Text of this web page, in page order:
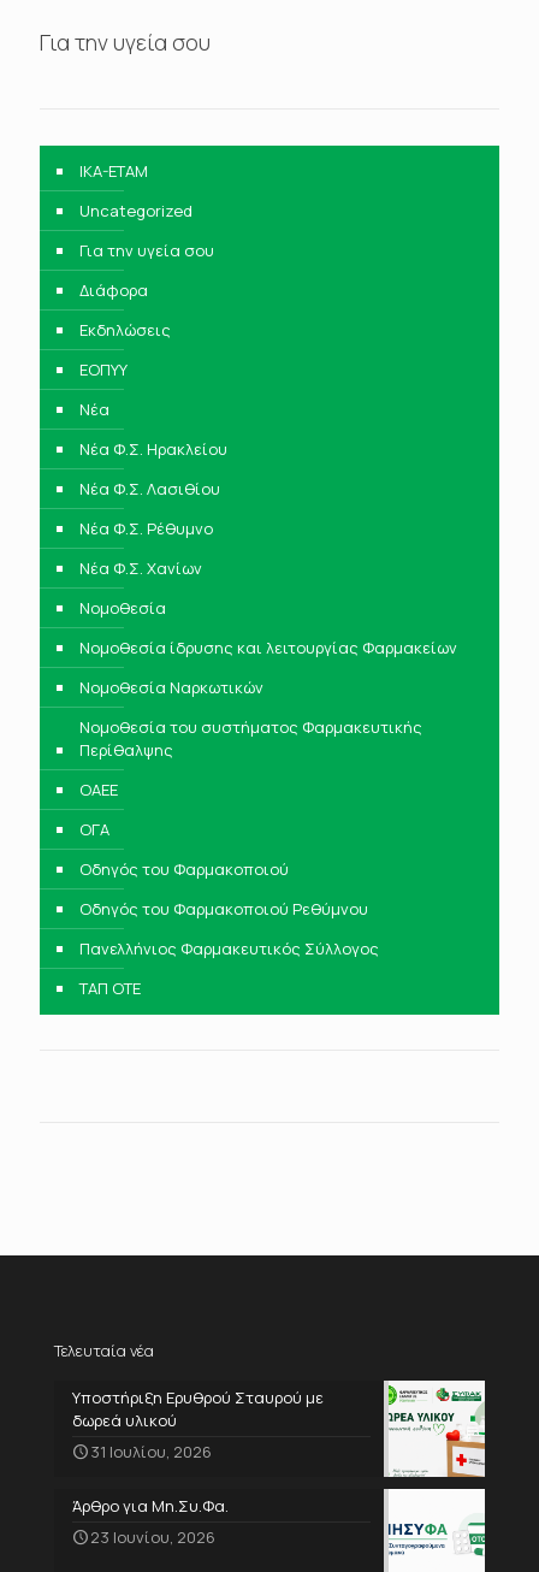
Για την υγεία σου
IKA-ETAM
Uncategorized
Για την υγεία σου
Διάφορα
Εκδηλώσεις
ΕΟΠΥΥ
Νέα
Νέα Φ.Σ. Ηρακλείου
Νέα Φ.Σ. Λασιθίου
Νέα Φ.Σ. Ρέθυμνο
Νέα Φ.Σ. Χανίων
Νομοθεσία
Νομοθεσία ίδρυσης και λειτουργίας Φαρμακείων
Νομοθεσία Ναρκωτικών
Νομοθεσία του συστήματος Φαρμακευτικής
Περίθαλψης
ΟΑΕΕ
ΟΓΑ
Οδηγός του Φαρμακοποιού
Οδηγός του Φαρμακοποιού Ρεθύμνου
Πανελλήνιος Φαρμακευτικός Σύλλογος
ΤΑΠ ΟΤΕ
Τελευταία νέα
Υποστήριξη Ερυθρού Σταυρού με
δωρεά υλικού
31 Ιουλίου, 2026
Άρθρο για Μη.Συ.Φα.
23 Ιουνίου, 2026